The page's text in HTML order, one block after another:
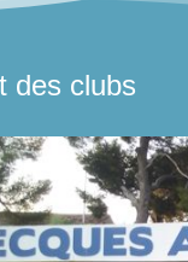
des clubs